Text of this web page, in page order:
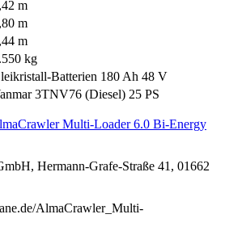
m
m
m
kg
Batterien 180 Ah 48 V
3TNV76 (Diesel) 25 PS
Multi-Loader 6.0 Bi-Energy
Hermann-Grafe-Straße 41, 01662
AlmaCrawler_Multi-